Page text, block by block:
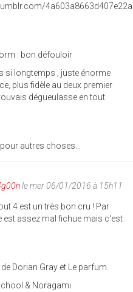
: bon défouloir
si longtemps , juste énorme
plus fidèle au deux premier
dégueulasse en tout
autres choses...
le mer 06/01/2016 à 15h11
4 est un très bon cru ! Par
est assez mal fichue mais c'est
Dorian Gray et Le parfum.
& Noragami.